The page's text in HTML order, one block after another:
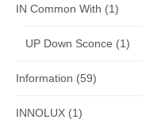
IN Common With (1)
UP Down Sconce (1)
Information (59)
INNOLUX (1)